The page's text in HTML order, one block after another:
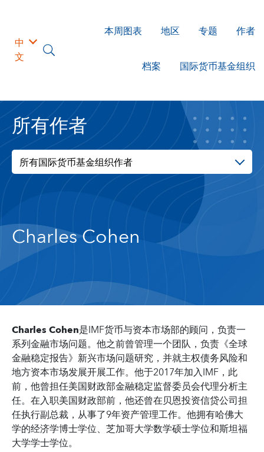
中
文
本周图表 地区 专题 作者
档案 国际货币基金组织
所有作者
所有国际货币基金组织作者
Charles Cohen
Charles Cohen是IMF货币与资本市场部的顾问，负责一
系列金融市场问题。他之前曾管理一个团队，负责《全球
金融稳定报告》新兴市场问题研究，并就主权债务风险和
地方资本市场发展开展工作。他于2017年加入IMF，此
前，他曾担任美国财政部金融稳定监督委员会代理分析主
任。在入职美国财政部前，他还曾在贝恩投资信贷公司担
任执行副总裁，从事了9年资产管理工作。他拥有哈佛大
学的经济学博士学位、芝加哥大学数学硕士学位和斯坦福
大学学士学位。